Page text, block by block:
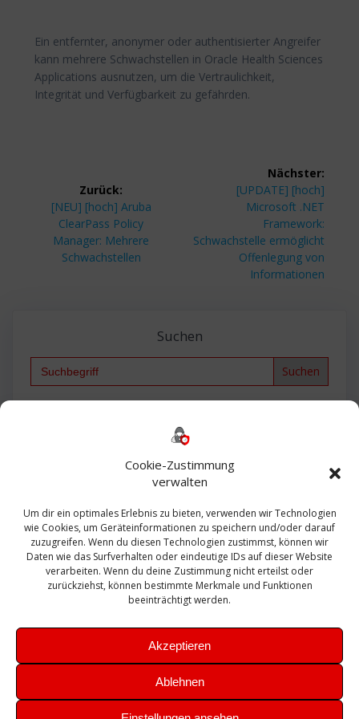
Cookie-Zustimmung
verwalten
Um dir ein optimales Erlebnis zu bieten, verwenden wir Technologien
wie Cookies, um Geräteinformationen zu speichern und/oder darauf
zuzugreifen. Wenn du diesen Technologien zustimmst, können wir
Daten wie das Surfverhalten oder eindeutige IDs auf dieser Website
verarbeiten. Wenn du deine Zustimmung nicht erteilst oder
zurückziehst, können bestimmte Merkmale und Funktionen
beeinträchtigt werden.
Akzeptieren
Ablehnen
Ein entfernter, anonymer oder authentisierter Angreifer
kann mehrere Schwachstellen in Oracle Health Sciences
Applications ausnutzen, um die Vertraulichkeit,
Integrität und Verfügbarkeit zu gefährden.
Zurück:
Vorheriger
Beitrag:
[NEU] [hoch] Aruba
ClearPass Policy
Manager: Mehrere
Schwachstellen
Nächster:
Nächster
Beitrag:
[UPDATE] [hoch]
Microsoft .NET
Framework:
Schwachstelle ermöglicht
Offenlegung von
Informationen
Suchen
Search
Bautagebuch
Exchange firewall Fritzbox
Microsoft
Sanierung SBS Security Server Sicherheit
Sicherung SIEM Sophos SSL Ubuntu
Update Upgrade UTM VCenter VCSA Veeam
VMWare VPN WAZUH Windows
Zertifikat